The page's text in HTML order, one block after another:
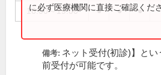
16:00～19:00 ● ● ●
に必ず医療機関に直接ご確認くださ
備考: ネット受付(初診)】と
前受付が可能です。